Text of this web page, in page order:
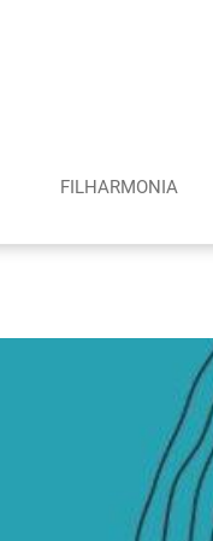
FILHARMONIА